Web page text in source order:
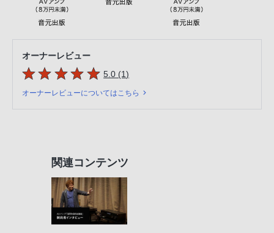
オーナーレビュー
5つの星のうち
5.0 (1件のレビュー
)
オーナーレビューについてはこちら
関連コンテンツ